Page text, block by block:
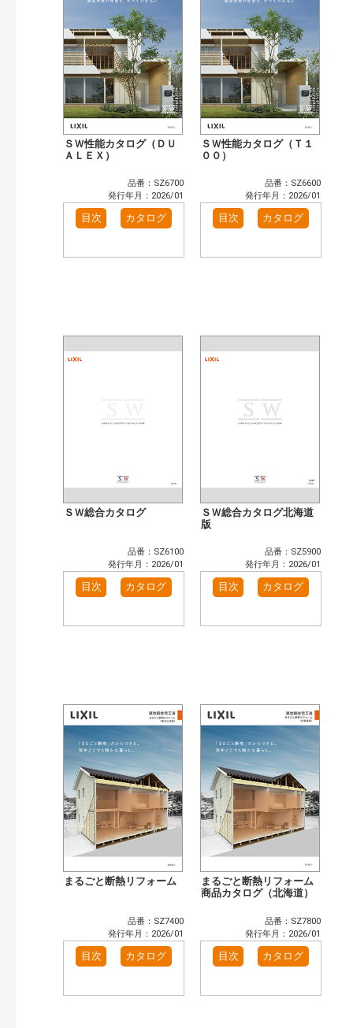
ＳＷ性能カタログ（ＤＵ
ＡＬＥＸ）
品番：SZ6700
発行年月：2026/01
目次 カタログ
ＳＷ性能カタログ（Ｔ１
００）
品番：SZ6600
発行年月：2026/01
目次 カタログ
ＳＷ総合カタログ
品番：SZ6100
発行年月：2026/01
目次 カタログ
ＳＷ総合カタログ北海道
版
品番：SZ5900
発行年月：2026/01
目次 カタログ
まるごと断熱リフォーム
品番：SZ7400
発行年月：2026/01
目次 カタログ
まるごと断熱リフォーム
商品カタログ（北海道）
品番：SZ7800
発行年月：2026/01
目次 カタログ